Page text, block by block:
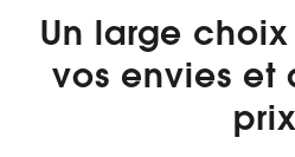
Un large
vos envies et
prix